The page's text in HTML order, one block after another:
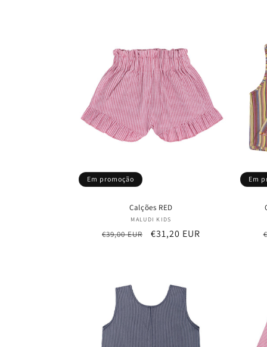
Em promoção
Calções RED
Fornecedor:
MALUDI KIDS
Preço
€39,00 EUR
Preço
€31,20 EUR
Em